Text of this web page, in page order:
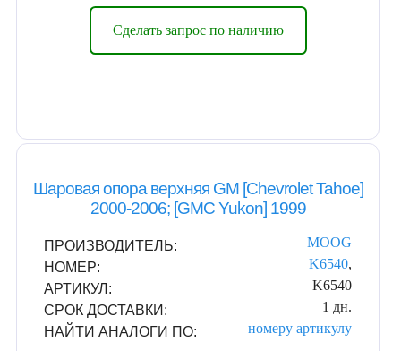
Сделать запрос по наличию
Шаровая опора верхняя GM [Chevrolet Tahoe]
2000-2006; [GMC Yukon] 1999
ПРОИЗВОДИТЕЛЬ:
MOOG
НОМЕР:
K6540,
АРТИКУЛ:
K6540
СРОК ДОСТАВКИ:
1 дн.
НАЙТИ АНАЛОГИ ПО:
номеру артикулу